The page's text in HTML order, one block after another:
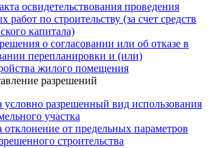
освидетельствования проведения
работ по строительству (за счет средств
капитала)
о согласовании или об отказе в
перепланировки и (или)
жилого помещения
разрешений
условно разрешенный вид использования
участка
отклонение от предельных параметров
строительства